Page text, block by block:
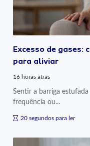
Excesso de gases:
para aliviar
16 horas atrás
Sentir a barriga
frequência ou...
20 segundos para ler